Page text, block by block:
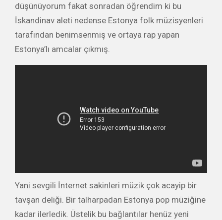
düşünüyorum fakat sonradan öğrendim ki bu
İskandinav aleti nedense Estonya folk müzisyenleri
tarafından benimsenmiş ve ortaya rap yapan
Estonya’lı amcalar çıkmış.
Yani sevgili İnternet sakinleri müzik çok acayip bir
tavşan deliği. Bir talharpadan Estonya pop müziğine
kadar ilerledik. Üstelik bu bağlantılar henüz yeni